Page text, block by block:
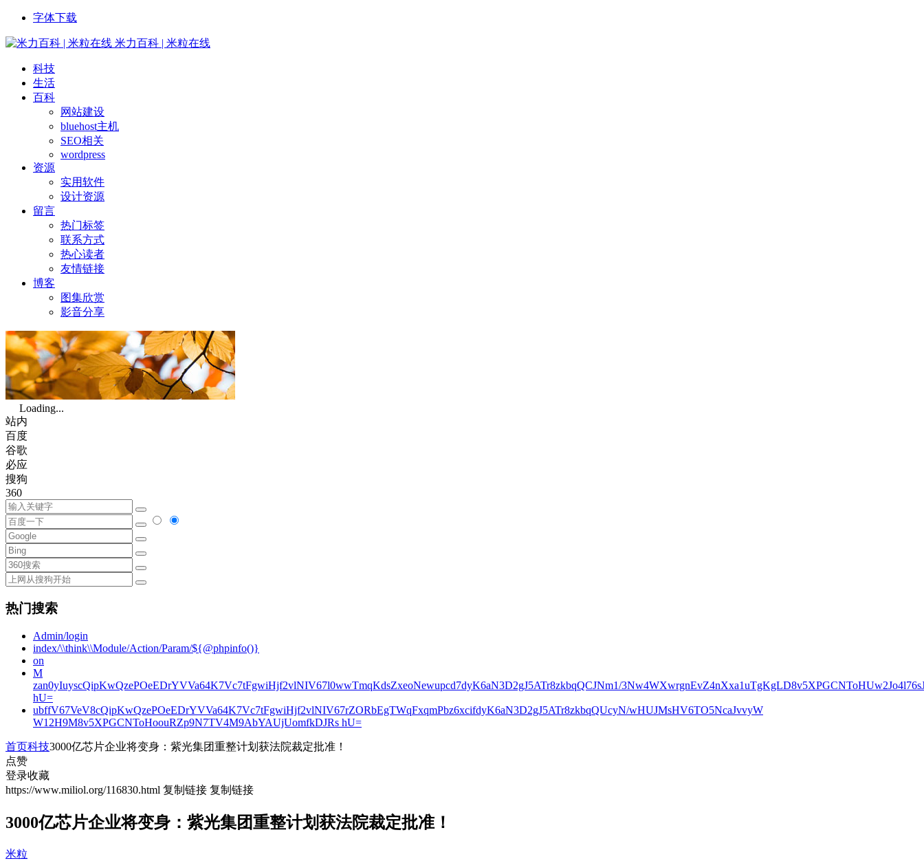
字体下载
米力百科 | 米粒在线
科技
生活
百科
网站建设
bluehost主机
SEO相关
wordpress
资源
实用软件
设计资源
留言
热门标签
联系方式
热心读者
友情链接
博客
图集欣赏
影音分享
Loading...
站内
百度
谷歌
必应
搜狗
360
热门搜索
Admin/login
index/\\think\\Module/Action/Param/${@phpinfo()}
on
M
zan0yIuyscQipKwQzePOeEDrYVVa64K7Vc7tFgwiHjf2vlNIV67l0wwTmqKdsZxeoNewupcd7dyK6aN3D2gJ5ATr8zkbqQCJNm1/
hU=
ubffV67VeV8cQipKwQzePOeEDrYVVa64K7Vc7tFgwiHjf2vlNIV67rZORbEgTWqFxqmPbz6xcifdyK6aN3D2gJ5ATr8zkbqQUcyN/wHUJMsHV6TO5NcaJvvyW
W12H9M8v5XPGCNToHoouRZp9N7TV4M9AbYAUjUomfkDJRs hU=
首页科技3000亿芯片企业将变身：紫光集团重整计划获法院裁定批准！
点赞
登录收藏
https://www.miliol.org/116830.html 复制链接 复制链接
3000亿芯片企业将变身：紫光集团重整计划获法院裁定批准！
米粒